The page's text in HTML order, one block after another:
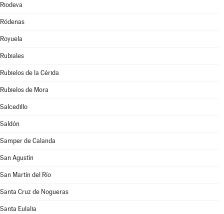
Riodeva
Ródenas
Royuela
Rubiales
Rubielos de la Cérida
Rubielos de Mora
Salcedillo
Saldón
Samper de Calanda
San Agustín
San Martín del Río
Santa Cruz de Nogueras
Santa Eulalia